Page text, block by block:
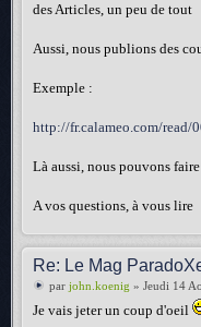
des Articles, un peu de tout
Aussi, nous publions des
Exemple :
http://fr.calameo.com/read/
Là aussi, nous pouvons
A vos questions, à vous lire
Re: Le Mag
par john.koenig » Jeudi 14
Je vais jeter un coup d'oeil